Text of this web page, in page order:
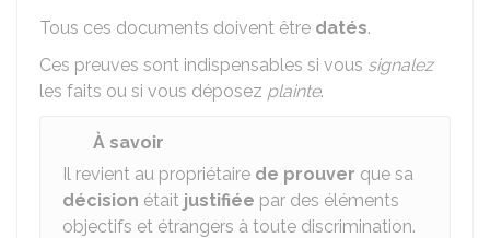
Tous ces documents doivent être datés.
Ces preuves sont indispensables si vous signalez
les faits ou si vous déposez plainte.
À savoir
Il revient au propriétaire de prouver que sa
décision était justifiée par des éléments
objectifs et étrangers à toute discrimination.